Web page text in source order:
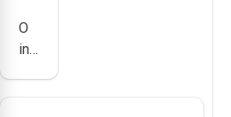
O
investimento